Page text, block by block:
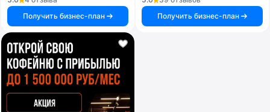
Получить бизнес-план
Получить бизнес-план